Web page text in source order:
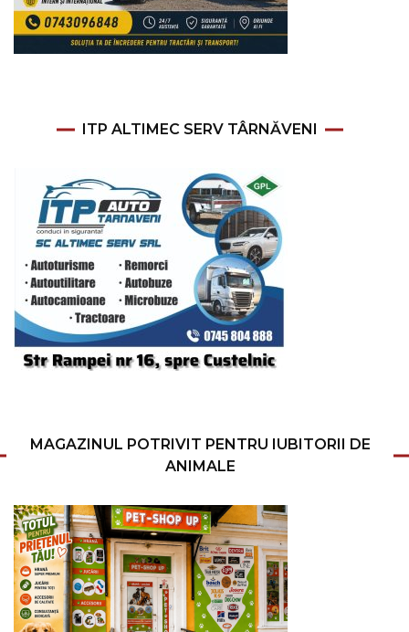
ITP ALTIMEC SERV TÂRNĂVENI
MAGAZINUL POTRIVIT PENTRU IUBITORII DE
ANIMALE